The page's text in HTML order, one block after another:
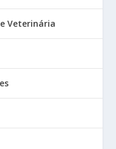
Veterinária